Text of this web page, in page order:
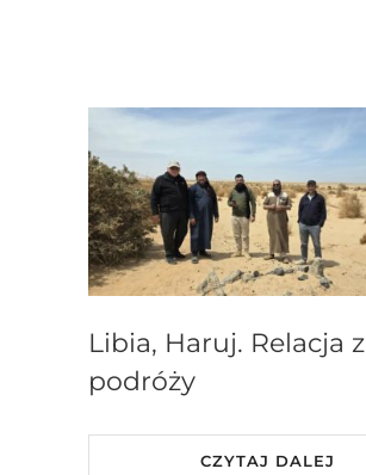
Libia, Haruj. Relacja z
podróży
CZYTAJ DALEJ